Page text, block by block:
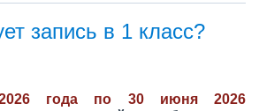
запись в 1 класс?
года по 30 июня 2026